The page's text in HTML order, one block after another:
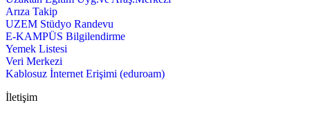
Arıza Takip
UZEM Stüdyo Randevu
E-KAMPÜS Bilgilendirme
Yemek Listesi
Veri Merkezi
Kablosuz İnternet Erişimi (eduroam)
İletişim